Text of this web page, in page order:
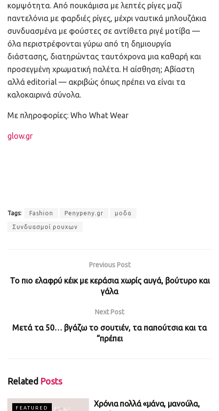
κομψότητα. Από πουκάμισα με λεπτές ρίγες μαζί
παντελόνια με φαρδιές ρίγες, μέχρι ναυτικά μπλουζάκια
συνδυασμένα με φούστες σε αντίθετα ριγέ μοτίβα —
όλα περιστρέφονται γύρω από τη δημιουργία
διάστασης, διατηρώντας ταυτόχρονα μια καθαρή και
προσεγμένη χρωματική παλέτα. Η αίσθηση; Αβίαστη
αλλά editorial — ακριβώς όπως πρέπει να είναι τα
καλοκαιρινά σύνολα.
Με πληροφορίες: Who What Wear
glow.gr
Tags: Fashion Penypeny.gr μοδα
Συνδυασμοί ρουχων
Previous Post
Το πιο ελαφρύ κέικ με κεράσια χωρίς αυγά, βούτυρο και
γάλα
Next Post
Μετά τα 50… βγάζω το σουτιέν, τα παπούτσια και τα
“πρέπει
Related Posts
FEATURED
Χρόνια πολλά «μάνα, μανούλα,